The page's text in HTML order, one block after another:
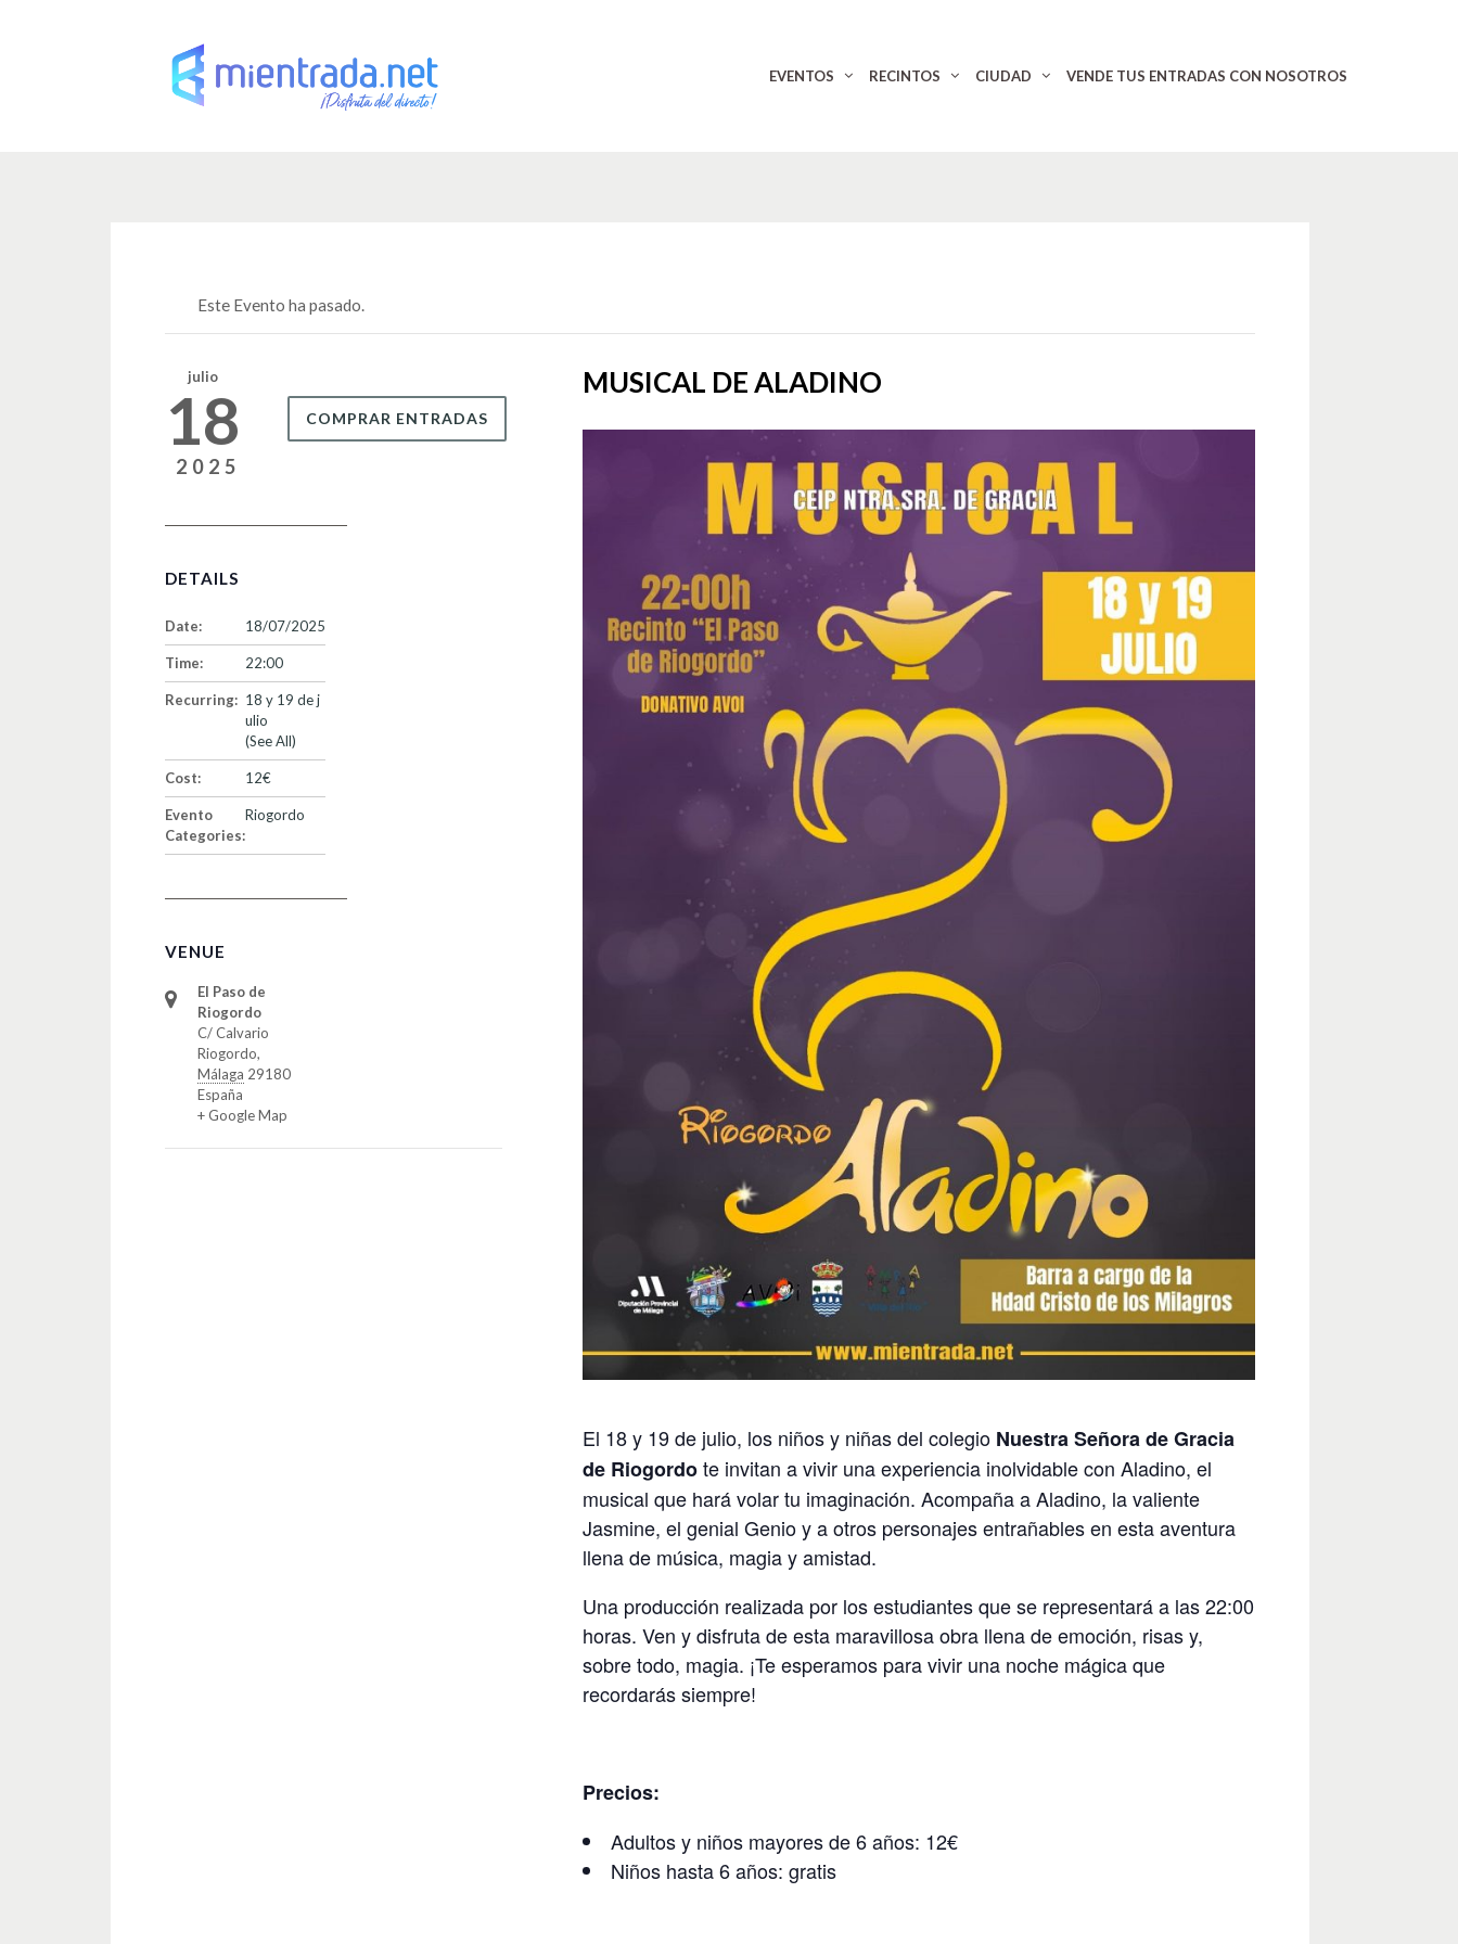
EVENTOS RECINTOS CIUDAD VENDE TUS ENTRADAS CON NOSOTROS
Este Evento ha pasado.
MUSICAL DE ALADINO
El 18 y 19 de julio, los niños y niñas del colegio Nuestra Señora de Gracia
de Riogordote invitan a vivir una experiencia inolvidable con Aladino, el
musical que hará volar tu imaginación. Acompaña a Aladino, la valiente
Jasmine, el genial Genio y a otros personajes entrañables en esta aventura
llena de música, magia y amistad.
Una producción realizada por los estudiantes que se representará a las 22:00
horas. Ven y disfruta de esta maravillosa obra llena de emoción, risas y,
sobre todo, magia. ¡Te esperamos para vivir una noche mágica que
recordarás siempre!
Precios:
Adultos y niños mayores de 6 años: 12€
Niños hasta 6 años: gratis
julio
18
2025
COMPRAR ENTRADAS
DETAILS
Date: 18/07/2025
Time: 22:00
Recurring: 18 y 19 de j
ulio
(See All)
Cost: 12€
Evento
Categories:
Riogordo
VENUE
El Paso de
Riogordo
C/ Calvario
Riogordo,
Málaga 29180
España
+ Google Map